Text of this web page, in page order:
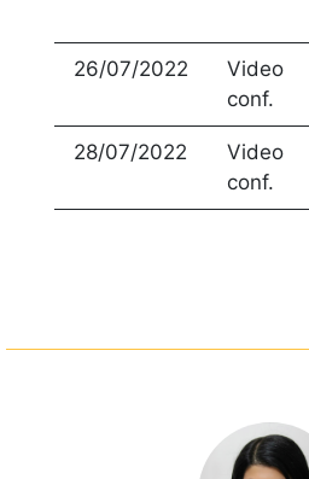
26/07/2022
Video
conf.
28/07/2022
Video
conf.